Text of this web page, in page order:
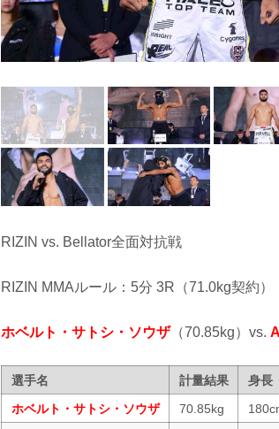
RIZIN vs. Bellator全面対抗戦
RIZIN MMAルール：5分 3R（71.0kg契約）
ホベルト・サトシ・ソウザ（70.85kg）vs.
選手名 計量結果 身長
ホベルト・サトシ・ソウザ
70.85kg